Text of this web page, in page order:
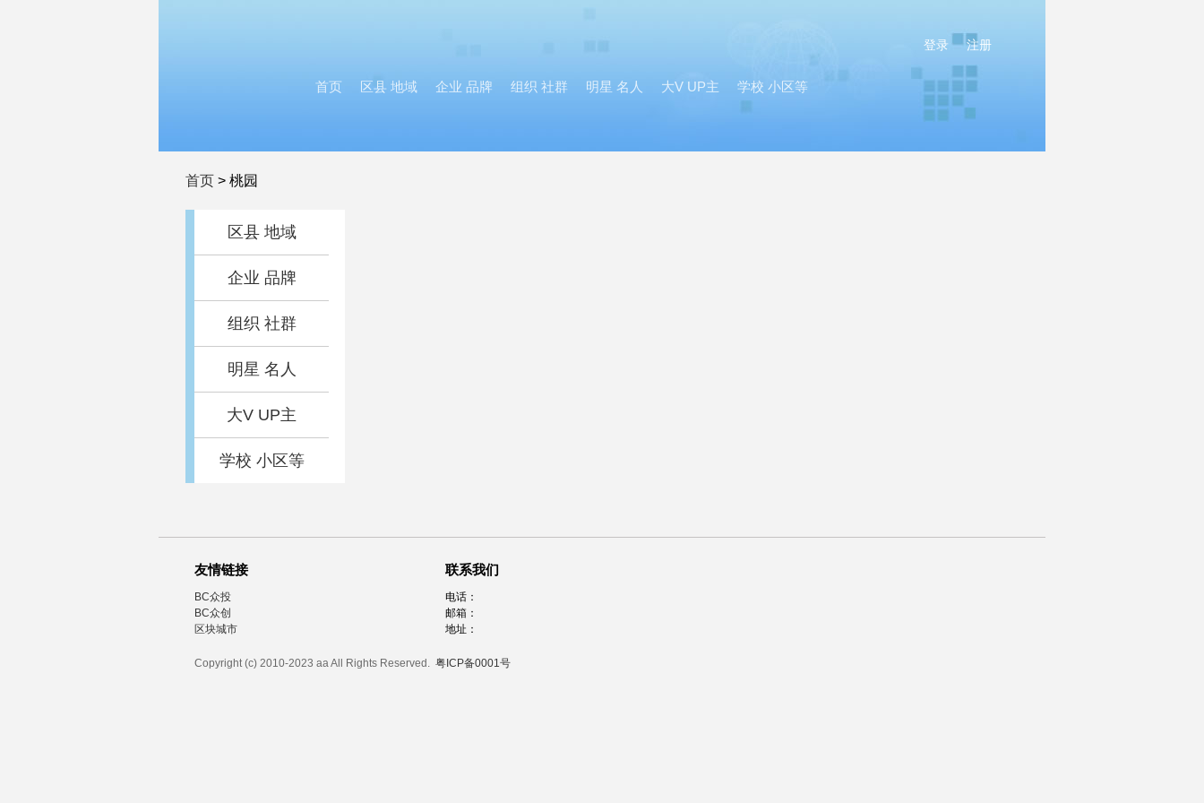
注册
登录
首页 区县 地域 企业 品牌 组织 社群 明星 名人 大V UP主 学校 小区等
首页 > 桃园
区县 地域
企业 品牌
组织 社群
明星 名人
大V UP主
学校 小区等
友情链接
BC众投
BC众创
区块城市
联系我们
电话：
邮箱：
地址：
Copyright (c) 2010-2023 aa All Rights Reserved. 粤ICP备0001号